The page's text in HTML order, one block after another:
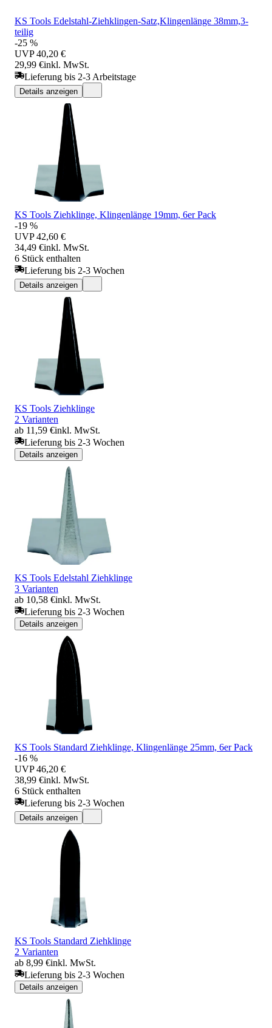
KS Tools Edelstahl-Ziehklingen-Satz,Klingenlänge 38mm,3-
teilig
-25 %
UVP 40,20 €
29,99 €inkl. MwSt.
Lieferung bis 2-3 Arbeitstage
Details anzeigen
KS Tools Ziehklinge, Klingenlänge 19mm, 6er Pack
-19 %
UVP 42,60 €
34,49 €inkl. MwSt.
6 Stück enthalten
Lieferung bis 2-3 Wochen
Details anzeigen
KS Tools Ziehklinge
2 Varianten
ab 11,59 €inkl. MwSt.
Lieferung bis 2-3 Wochen
Details anzeigen
KS Tools Edelstahl Ziehklinge
3 Varianten
ab 10,58 €inkl. MwSt.
Lieferung bis 2-3 Wochen
Details anzeigen
KS Tools Standard Ziehklinge, Klingenlänge 25mm, 6er Pack
-16 %
UVP 46,20 €
38,99 €inkl. MwSt.
6 Stück enthalten
Lieferung bis 2-3 Wochen
Details anzeigen
KS Tools Standard Ziehklinge
2 Varianten
ab 8,99 €inkl. MwSt.
Lieferung bis 2-3 Wochen
Details anzeigen